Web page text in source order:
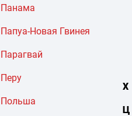
Панама
Папуа-Новая Гвинея
Парагвай
Перу
Польша
Х
Ц